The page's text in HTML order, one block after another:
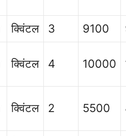
क्विंटल 3 9100
क्विंटल 4 10000
क्विंटल 2 5500